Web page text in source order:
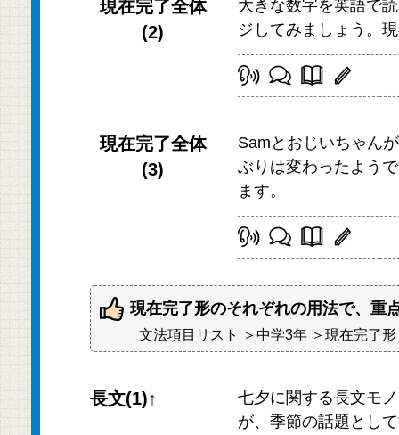
現在完了全体
(2)
大きな数字を英語で
ジしてみましょう。
現在完了全体
(3)
Samとおじいちゃん
ぶりは変わったよう
ます。
現在完了形のそれぞれの用法で、重
文法項目リスト ＞中学3年 ＞現在完了形
長文(1)↑
七夕に関する長文モ
が、季節の話題とし